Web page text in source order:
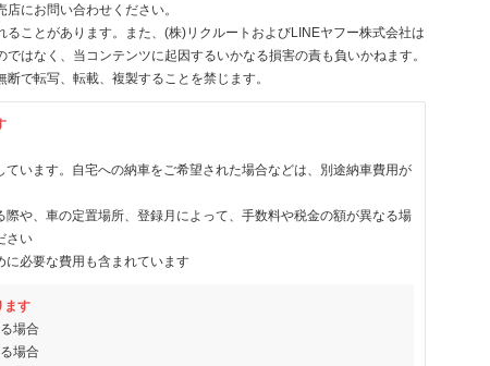
にお問い合わせください。
ことがあります。また、(株)リクルートおよびLINEヤフー株式会社は
はなく、当コンテンツに起因するいかなる損害の責も負いかねます。
で転写、転載、複製することを禁じます。
います。自宅への納車をご希望された場合などは、別途納車費用が
や、車の定置場所、登録月によって、手数料や税金の額が異なる場
さい
必要な費用も含まれています
ます
場合
場合